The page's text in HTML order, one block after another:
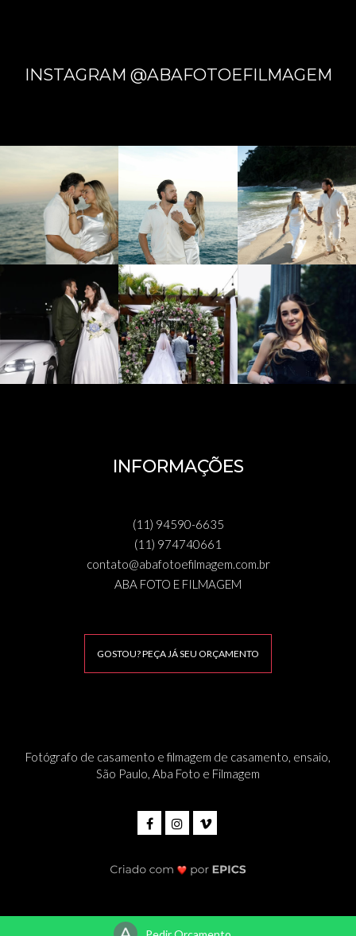
INSTAGRAM @ABAFOTOEFILMAGEM
INFORMAÇÕES
(11) 94590-6635
(11) 974740661
contato@abafotoefilmagem.com.br
ABA FOTO E FILMAGEM
GOSTOU? PEÇA JÁ SEU ORÇAMENTO
Fotógrafo de casamento e filmagem de casamento, ensaio,
São Paulo, Aba Foto e Filmagem